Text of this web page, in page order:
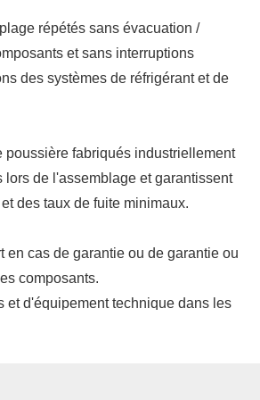
répétés sans évacuation /
et sans interruptions
des systèmes de réfrigérant et de
poussière fabriqués industriellement
lors de l'assemblage et garantissent
des taux de fuite minimaux.
en cas de garantie ou de garantie ou
composants.
et d'équipement technique dans les